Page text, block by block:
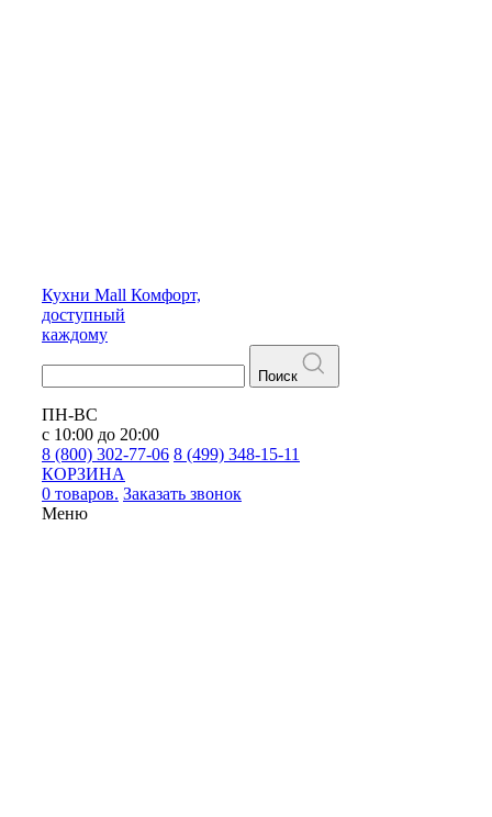
Кухни Mall Комфорт,
доступный
каждому
Поиск
ПН-ВС
с 10:00 до 20:00
8 (800) 302-77-06 8 (499) 348-15-11
КОРЗИНА
0 товаров. Заказать звонок
Меню